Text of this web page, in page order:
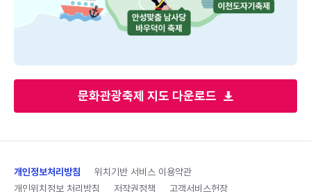
문화관광축제 지도 다운로드
개인정보처리방침
위치기반 서비스 이용약관
개인위치정보 처리방침
저작권정책 고객서비스헌장